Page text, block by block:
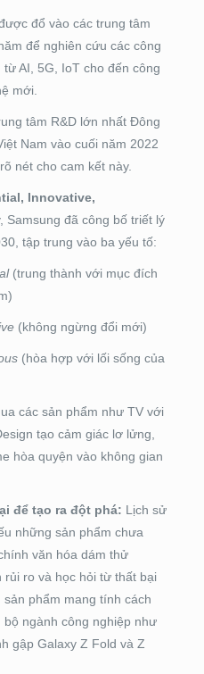
đổ vào các trung tâm
để nghiên cứu các công
AI, 5G, IoT cho đến công
mới.
tâm R&D lớn nhất Đông
Nam vào cuối năm 2022
nét cho cam kết này.
Innovative,
Samsung đã công bố triết lý
tập trung vào ba yếu tố:
(trung thành với mục đích
(không ngừng đổi mới)
(hòa hợp với lối sống của
các sản phẩm như TV với
tạo cảm giác lơ lửng,
hòa quyện vào không gian
để tạo ra đột phá: Lịch sử
những sản phẩm chưa
văn hóa dám thử
rủi ro và học hỏi từ thất bại
phẩm mang tính cách
ngành công nghiệp như
gập Galaxy Z Fold và Z